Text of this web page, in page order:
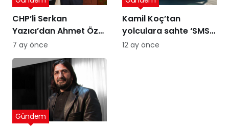
CHP’li Serkan
Yazıcı’dan Ahmet Özer
kararına tepki: Bu bir
yargı değil, sandığı
tanımayan düzenin
7 ay önce
Kamil Koç’tan
yolculara sahte ‘SMS’
uyarısı
12 ay önce
Gündem